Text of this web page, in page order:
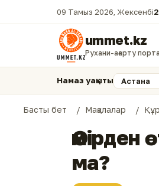
09 Тамыз 2026, Жексенбі
ummet.kz
Рухани-ағарту
Намаз уақыты
Басты бет Мақалалар
Өмірден
ма?